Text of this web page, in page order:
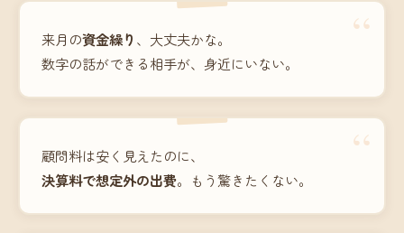
“
来月の資金繰り 、大丈夫かな。
数字の話ができる相手が、身近にいない。
“
顧問料は安く見えたのに、
決算料で想定外の出費。もう驚きたくない。